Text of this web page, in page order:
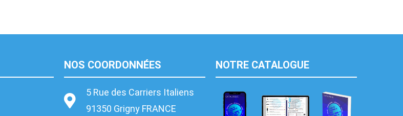
NOS COORDONNÉES
5 Rue des Carriers Italiens
91350 Grigny FRANCE
NOTRE CATALOGUE